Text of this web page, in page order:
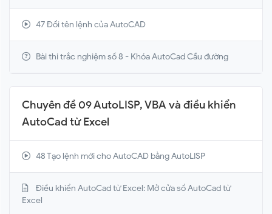
47 Đổi tên lệnh của AutoCAD
Bài thi trắc nghiệm số 8 - Khóa AutoCad Cầu đường
Chuyên đề 09 AutoLISP, VBA và điều khiển
AutoCad từ Excel
48 Tạo lệnh mới cho AutoCAD bằng AutoLISP
Điều khiển AutoCad từ Excel: Mở cửa sổ AutoCad từ
Excel